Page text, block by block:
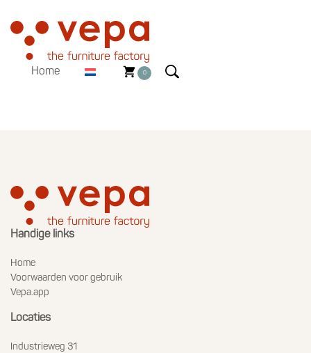
Home 0
Handige links
Home
Voorwaarden voor gebruik
Vepa.app
Locaties
Industrieweg 31